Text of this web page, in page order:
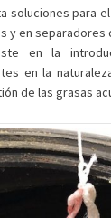
soluciones para
y en separadores
en la
en la
de las grasas